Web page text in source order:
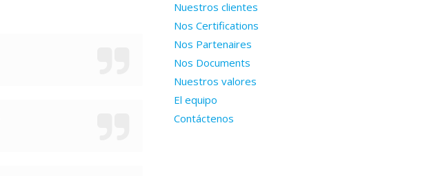
Nuestros clientes
Nos Certifications
Nos Partenaires
Nos Documents
Nuestros valores
El equipo
Contáctenos